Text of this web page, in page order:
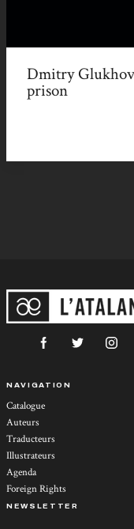
Dmitry
prison
NAVIGATION
Catalogue
Auteurs
Traducteurs
Illustrateurs
Agenda
Foreign Rights
NEWSLETTER